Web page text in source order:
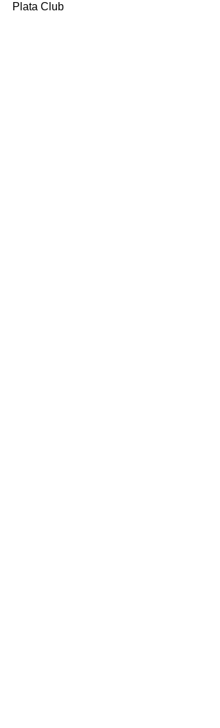
Plata Club